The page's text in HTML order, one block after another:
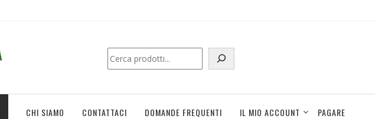
Cerca
CHI SIAMO CONTATTACI DOMANDE FREQUENTI IL MIO ACCOUNT PAGARE